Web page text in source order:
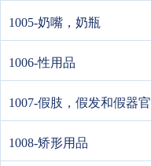
1005-奶嘴，奶瓶
1006-性用品
1007-假肢，假发和假器官
1008-矫形用品